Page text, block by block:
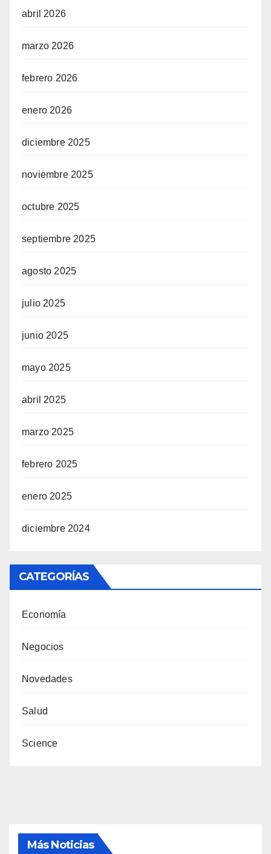
abril 2026
marzo 2026
febrero 2026
enero 2026
diciembre 2025
noviembre 2025
octubre 2025
septiembre 2025
agosto 2025
julio 2025
junio 2025
mayo 2025
abril 2025
marzo 2025
febrero 2025
enero 2025
diciembre 2024
CATEGORÍAS
Economía
Negocios
Novedades
Salud
Science
Más Noticias